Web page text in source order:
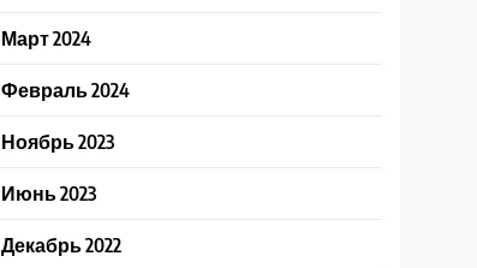
Март 2024
Февраль 2024
Ноябрь 2023
Июнь 2023
Декабрь 2022